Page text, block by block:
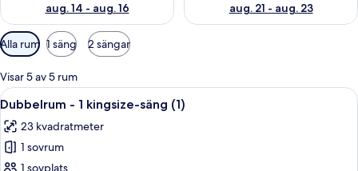
aug. 14 - aug. 16
aug. 21 - aug. 23
Tillgängliga
filter
för
rum
Alla rum 1 säng 2 sängar
Visar 5 av 5 rum
Öppna
alla
foton
för
Dubbelrum - 1 kingsize-säng (1) |
6
Dubbelrum - 1 kingsize-säng (1)
23 kvadratmeter
1 sovrum
1 sovplats